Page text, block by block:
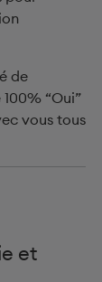
de
“Oui”
vous tous
et